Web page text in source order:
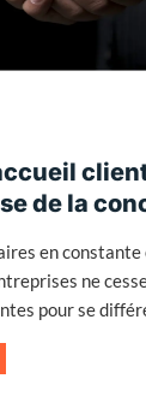
de la
en
ne
pour se